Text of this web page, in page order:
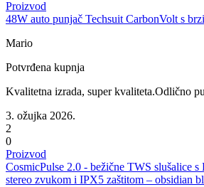
Proizvod
48W auto punjač Techsuit CarbonVolt s
Mario
Potvrđena kupnja
Kvalitetna izrada, super kvaliteta.Odlično
3. ožujka 2026.
2
0
Proizvod
CosmicPulse 2.0 - bežične TWS slušalice
stereo zvukom i IPX5 zaštitom – obsidian